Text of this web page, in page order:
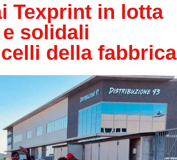
Texprint in lotta
solidali
della fabbrica